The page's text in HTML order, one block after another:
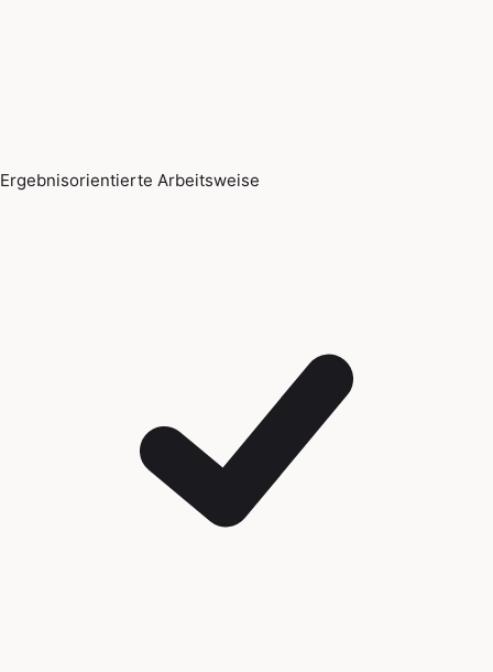
Ergebnisorientierte Arbeitsweise